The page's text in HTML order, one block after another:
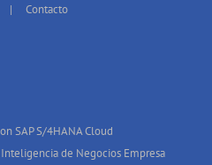
Contacto
SAP S/4HANA Cloud
de Negocios Empresa